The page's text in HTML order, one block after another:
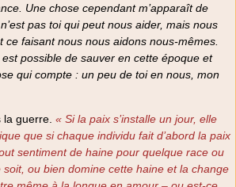
Une chose cependant m’apparaît de
pas toi qui peut nous aider, mais nous
ce faisant nous nous aidons nous-mêmes.
est possible de sauver en cette époque et
qui compte : un peu de toi en nous, mon
guerre. « Si la paix s’installe un jour, elle
que si chaque individu fait d’abord la paix
sentiment de haine pour quelque race ou
ou bien domine cette haine et la change